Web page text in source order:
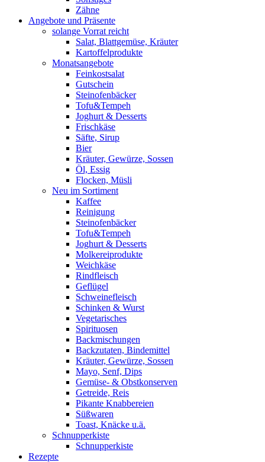
Zähne
Angebote und Präsente
solange Vorrat reicht
Salat, Blattgemüse, Kräuter
Kartoffelprodukte
Monatsangebote
Feinkostsalat
Gutschein
Steinofenbäcker
Tofu&Tempeh
Joghurt & Desserts
Frischkäse
Säfte, Sirup
Bier
Kräuter, Gewürze, Sossen
Öl, Essig
Flocken, Müsli
Neu im Sortiment
Kaffee
Reinigung
Steinofenbäcker
Tofu&Tempeh
Joghurt & Desserts
Molkereiprodukte
Weichkäse
Rindfleisch
Geflügel
Schweinefleisch
Schinken & Wurst
Vegetarisches
Spirituosen
Backmischungen
Backzutaten, Bindemittel
Kräuter, Gewürze, Sossen
Mayo, Senf, Dips
Gemüse- & Obstkonserven
Getreide, Reis
Pikante Knabbereien
Süßwaren
Toast, Knäcke u.ä.
Schnupperkiste
Schnupperkiste
Rezepte